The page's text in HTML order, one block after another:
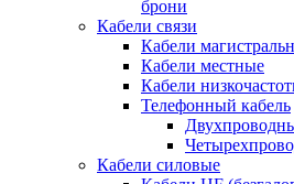
брони
Кабели связи
Кабели
Кабели местные
Кабели
Телефонный кабель
Кабели силовые